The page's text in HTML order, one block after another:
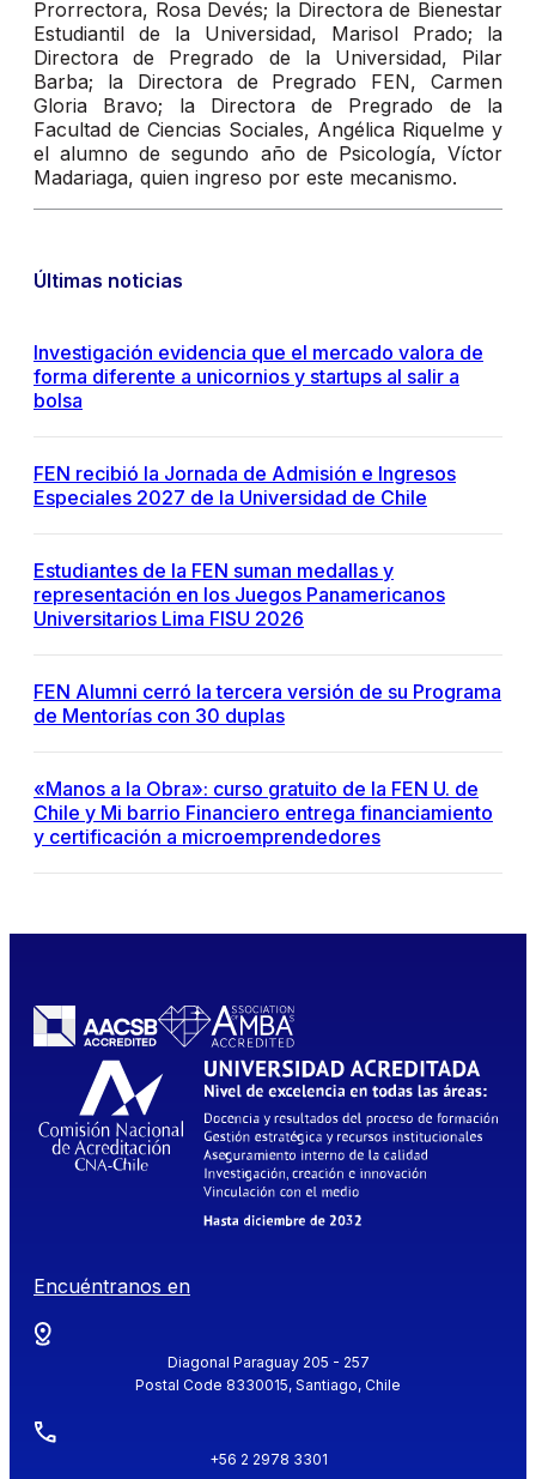
Prorrectora, Rosa Devés; la Directora de Bienestar
Estudiantil de la Universidad, Marisol Prado; la
Directora de Pregrado de la Universidad, Pilar
Barba; la Directora de Pregrado FEN, Carmen
Gloria Bravo; la Directora de Pregrado de la
Facultad de Ciencias Sociales, Angélica Riquelme y
el alumno de segundo año de Psicología, Víctor
Madariaga, quien ingreso por este mecanismo.
Últimas noticias
Investigación evidencia que el mercado valora de
forma diferente a unicornios y startups al salir a
bolsa
FEN recibió la Jornada de Admisión e Ingresos
Especiales 2027 de la Universidad de Chile
Estudiantes de la FEN suman medallas y
representación en los Juegos Panamericanos
Universitarios Lima FISU 2026
FEN Alumni cerró la tercera versión de su Programa
de Mentorías con 30 duplas
«Manos a la Obra»: curso gratuito de la FEN U. de
Chile y Mi barrio Financiero entrega financiamiento
y certificación a microemprendedores
Encuéntranos en
Diagonal Paraguay 205 - 257
Postal Code 8330015, Santiago, Chile
+56 2 2978 3301